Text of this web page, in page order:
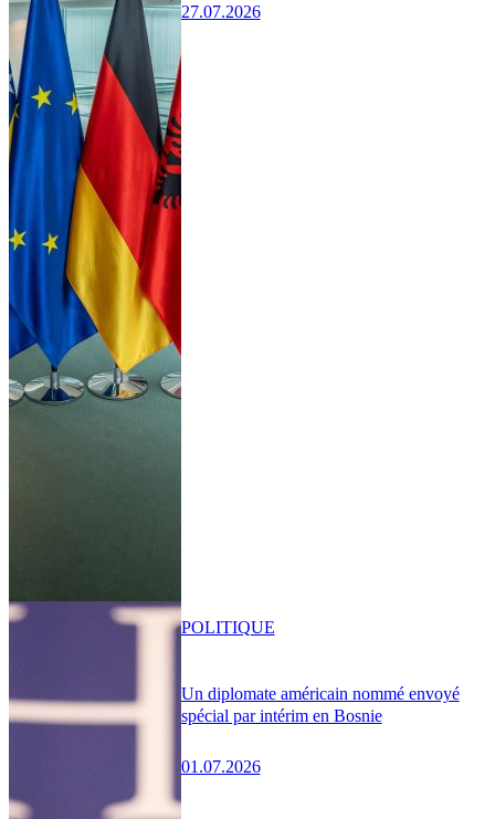
27.07.2026
Un diplomate américain nommé envoyé
spécial par intérim en Bosnie
01.07.2026
POLITIQUE